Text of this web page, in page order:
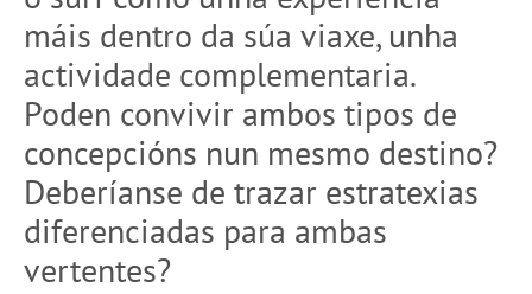
máis dentro da súa viaxe, unha
actividade complementaria.
Poden convivir ambos tipos de
concepcións nun mesmo destino?
Deberíanse de trazar estratexias
diferenciadas para ambas
vertentes?